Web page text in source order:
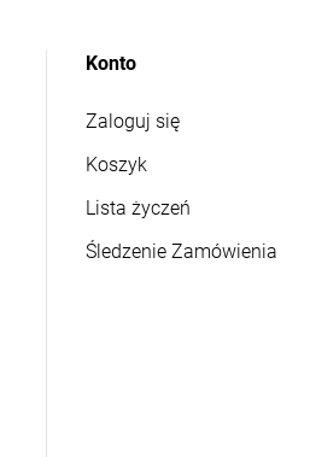
Konto
Zaloguj się
Koszyk
Lista życzeń
Śledzenie Zamówienia